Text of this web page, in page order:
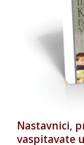
Nastavnici,
vaspitavate